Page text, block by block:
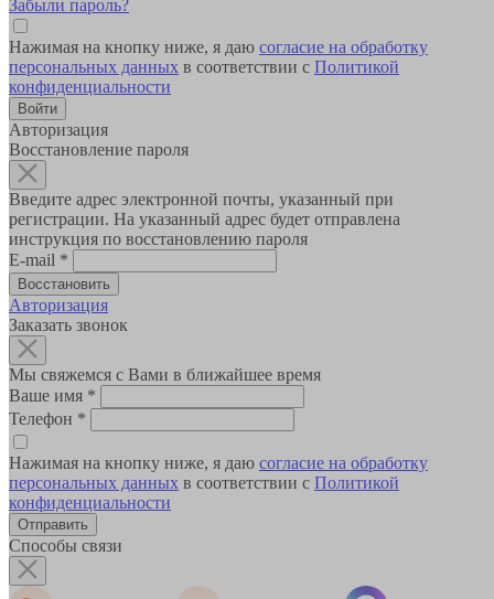
Забыли пароль?
Нажимая на кнопку ниже, я даю согласие на обработку
персональных данных в соответствии с Политикой
конфиденциальности
Авторизация
Восстановление пароля
Введите адрес электронной почты, указанный при
регистрации. На указанный адрес будет отправлена
инструкция по восстановлению пароля
E-mail *
Авторизация
Заказать звонок
Мы свяжемся с Вами в ближайшее время
Ваше имя *
Телефон *
Нажимая на кнопку ниже, я даю согласие на обработку
персональных данных в соответствии с Политикой
конфиденциальности
Способы связи